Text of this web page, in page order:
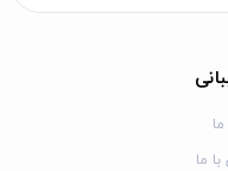
ما
ما